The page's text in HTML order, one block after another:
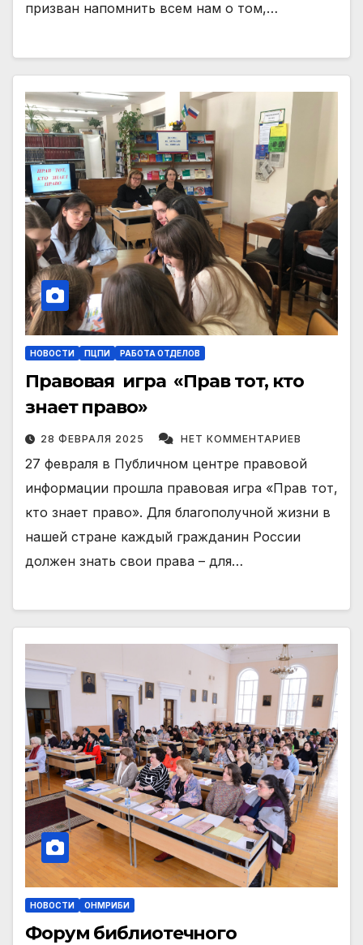
призван напомнить всем нам о том,…
НОВОСТИ ПЦПИ РАБОТА ОТДЕЛОВ
Правовая игра «Прав тот, кто
знает право»
28 ФЕВРАЛЯ 2025 НЕТ КОММЕНТАРИЕВ
27 февраля в Публичном центре правовой
информации прошла правовая игра «Прав тот,
кто знает право». Для благополучной жизни в
нашей стране каждый гражданин России
должен знать свои права – для…
НОВОСТИ ОНМРИБИ
Форум библиотечного